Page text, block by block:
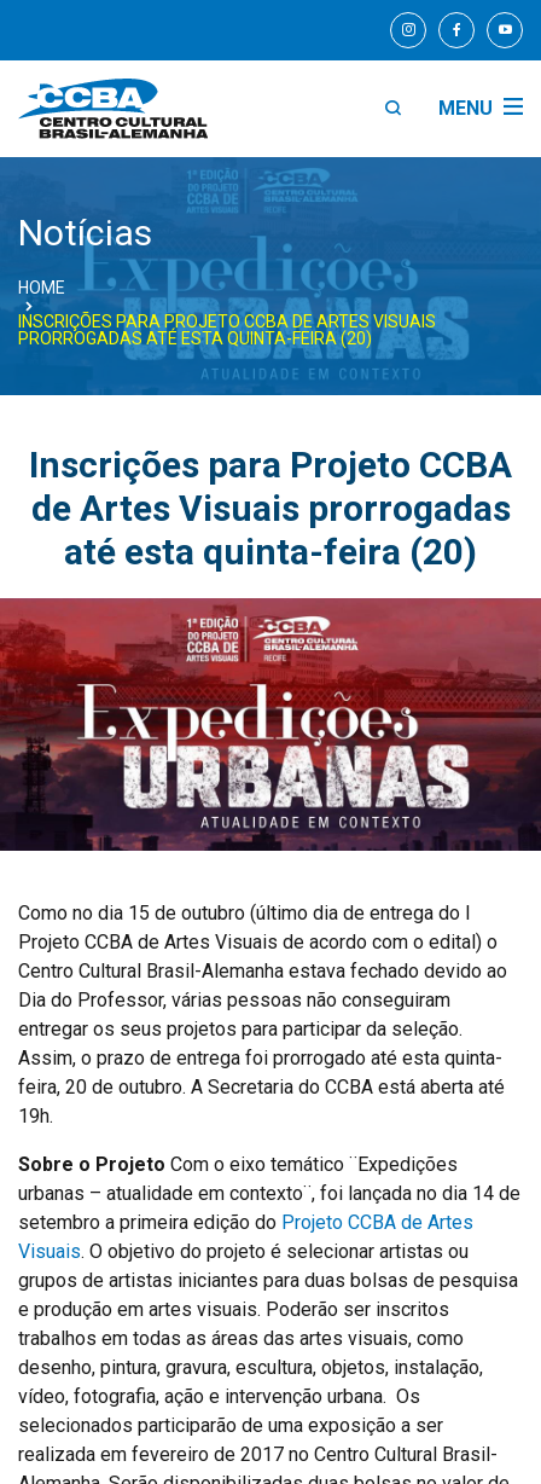
MENU
Notícias
HOME
INSCRIÇÕES PARA PROJETO CCBA DE ARTES VISUAIS
PRORROGADAS ATÉ ESTA QUINTA-FEIRA (20)
Inscrições para Projeto CCBA
de Artes Visuais prorrogadas
até esta quinta-feira (20)
Como no dia 15 de outubro (último dia de entrega do I
Projeto CCBA de Artes Visuais de acordo com o edital) o
Centro Cultural Brasil-Alemanha estava fechado devido ao
Dia do Professor, várias pessoas não conseguiram
entregar os seus projetos para participar da seleção.
Assim, o prazo de entrega foi prorrogado até esta quinta-
feira, 20 de outubro. A Secretaria do CCBA está aberta até
19h.
Sobre o Projeto Com o eixo temático ¨Expedições
urbanas – atualidade em contexto¨, foi lançada no dia 14 de
setembro a primeira edição do Projeto CCBA de Artes
Visuais. O objetivo do projeto é selecionar artistas ou
grupos de artistas iniciantes para duas bolsas de pesquisa
e produção em artes visuais. Poderão ser inscritos
trabalhos em todas as áreas das artes visuais, como
desenho, pintura, gravura, escultura, objetos, instalação,
vídeo, fotografia, ação e intervenção urbana. Os
selecionados participarão de uma exposição a ser
realizada em fevereiro de 2017 no Centro Cultural Brasil-